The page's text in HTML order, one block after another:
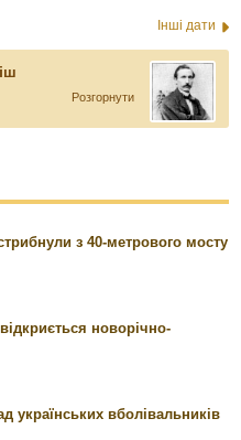
Інші дати
Розгорнути
з 40-метрового мосту
новорічно-
українських вболівальників